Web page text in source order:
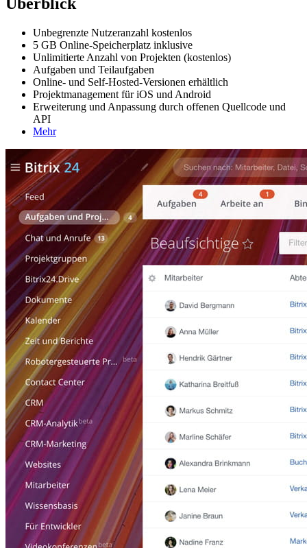
Unbegrenzte Nutzeranzahl kostenlos
5 GB Online-Speicherplatz inklusive
Unlimitierte Anzahl von Projekten (kostenlos)
Aufgaben und Teilaufgaben
Online- und Self-Hosted-Versionen erhältlich
Projektmanagement für iOS und Android
Erweiterung und Anpassung durch offenen Quellcode und
API
Mehr